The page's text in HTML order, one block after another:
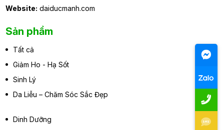
Website: daiducmanh.com
Sản phẩm
Tất cả
Giảm Ho - Hạ Sốt
Sinh Lý
Da Liễu – Chăm Sóc Sắc Đẹp
Dinh Dưỡng